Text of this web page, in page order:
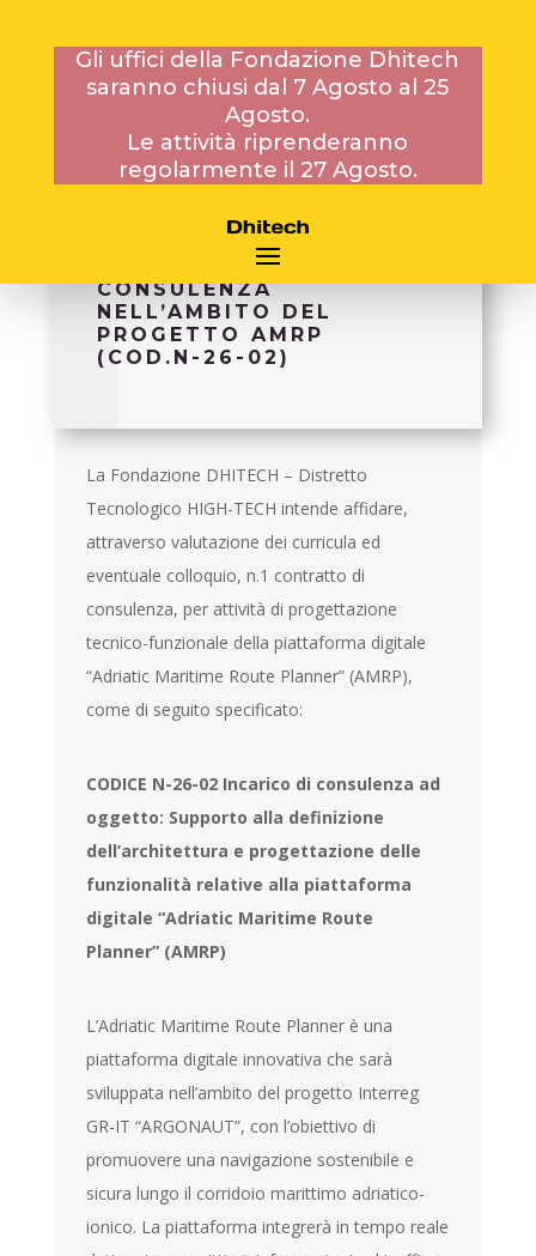
Gli uffici della Fondazione Dhitech
saranno chiusi dal 7 Agosto al 25
Agosto.
Le attività riprenderanno
regolarmente il 27 Agosto.
16 GENNAIO 2026
AVVISO PER
L’AFFIDAMENTO DI N.1
INCARICO DI
CONSULENZA
NELL’AMBITO DEL
PROGETTO AMRP
(COD.N-26-02)
La Fondazione DHITECH – Distretto
Tecnologico HIGH-TECH intende affidare,
attraverso valutazione dei curricula ed
eventuale colloquio, n.1 contratto di
consulenza, per attività di progettazione
tecnico-funzionale della piattaforma digitale
“Adriatic Maritime Route Planner” (AMRP),
come di seguito specificato:
CODICE N-26-02 Incarico di consulenza ad
oggetto: Supporto alla definizione
dell’architettura e progettazione delle
funzionalità relative alla piattaforma
digitale “Adriatic Maritime Route
Planner” (AMRP)
L’Adriatic Maritime Route Planner è una
piattaforma digitale innovativa che sarà
sviluppata nell’ambito del progetto Interreg
GR-IT “ARGONAUT”, con l’obiettivo di
promuovere una navigazione sostenibile e
sicura lungo il corridoio marittimo adriatico-
ionico. La piattaforma integrerà in tempo reale